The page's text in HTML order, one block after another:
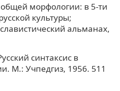
морфологии: в 5-ти
культуры;
альманах,
синтаксис в
М.: Учпедгиз, 1956. 511